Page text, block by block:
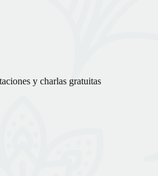
y charlas gratuitas